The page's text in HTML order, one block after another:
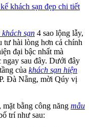
khách sạn đẹp chi tiết
sạn 4 sao lộng lẫy,
tư hài lòng hơn cả chính
đại bậc nhất mà
sau đây. Dưới đây
của khách sạn hiện
Đà Nẵng, mời Qúy vị
bằng công năng mẫu
trí như sau: